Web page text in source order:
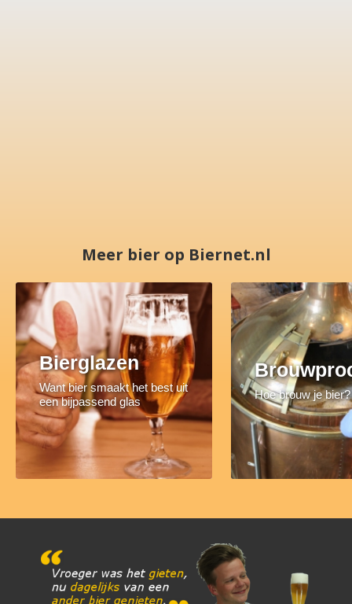
Meer bier op Biernet.nl
Bierglazen
Want bier smaakt het best uit
een bijpassend glas
Hoe brouw je bier?